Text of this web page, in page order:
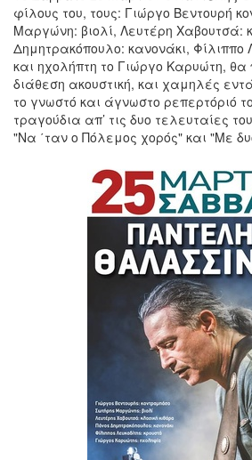
ΤΟΠΟΣ
ΜΑΣ
ΔΗΜΟΣ
φίλους του, τους: Γιώργο Βεντουρή
Μαργώνη: βιολί, Λευτέρη Χαβουτσά:
Δημητρακόπουλο: κανονάκι, Φίλιππο
και ηχολήπτη το Γιώργο Καρυώτη,
διάθεση ακουστική, και χαμηλές
το γνωστό και άγνωστο ρεπερτόριό
τραγούδια απ’ τις δυο τελευταίες
"Να ΄ταν ο Πόλεμος χορός" και "Με